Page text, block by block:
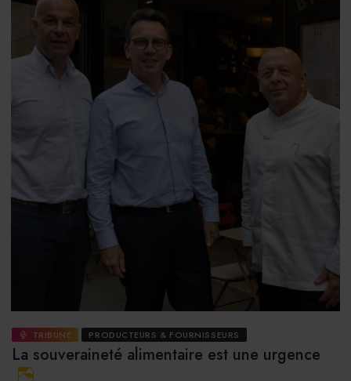
TRIBUNE PRODUCTEURS & FOURNISSEURS
La souveraineté alimentaire est une urgence